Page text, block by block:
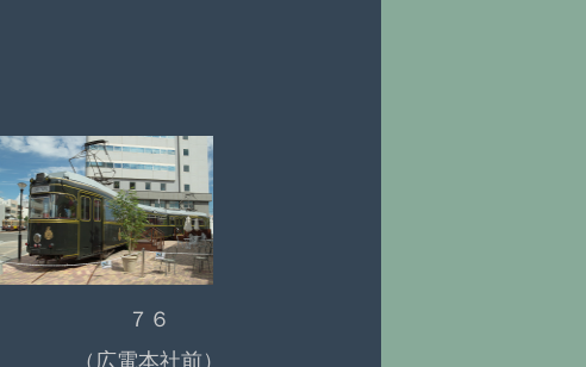
７６
（広電本社前）